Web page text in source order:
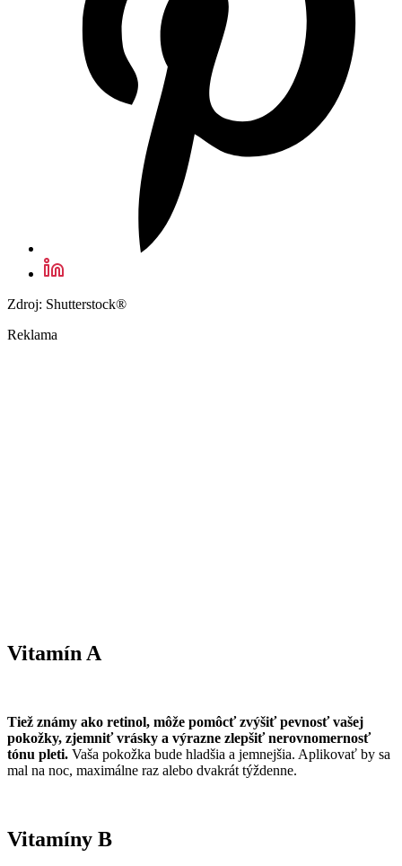
Zdroj: Shutterstock®
Reklama
Vitamín A
Tiež známy ako retinol, môže pomôcť zvýšiť pevnosť vašej
pokožky, zjemniť vrásky a výrazne zlepšiť nerovnomernosť
tónu pleti. Vaša pokožka bude hladšia a jemnejšia. Aplikovať by sa
mal na noc, maximálne raz alebo dvakrát týždenne.
Vitamíny B